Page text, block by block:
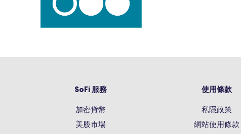
SoFi 服務
加密貨幣
美股市場
使用條款
私隱政策
網站使用條款